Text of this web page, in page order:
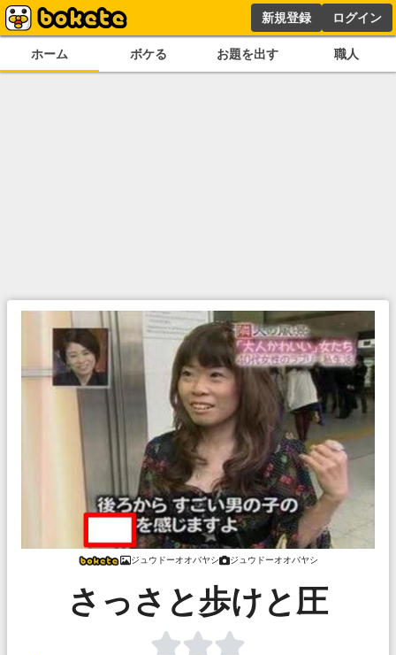
新規登録 ログイン
ホーム ボケる お題を出す 職人
ジュウドーオオバヤシ ジュウドーオオバヤシ
さっさと歩けと圧